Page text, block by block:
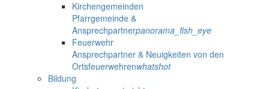
Kirchengemeinden
Pfarrgemeinde &
Ansprechpartnerpanorama_fish_eye
Feuerwehr
Ansprechpartner & Neuigkeiten von den
Ortsfeuerwehrenwhatshot
Bildung